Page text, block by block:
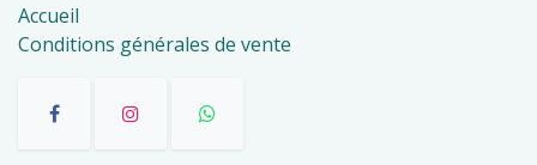
Accueil
Conditions générales de vente